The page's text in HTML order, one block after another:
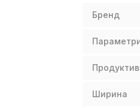
Бренд
Ширина